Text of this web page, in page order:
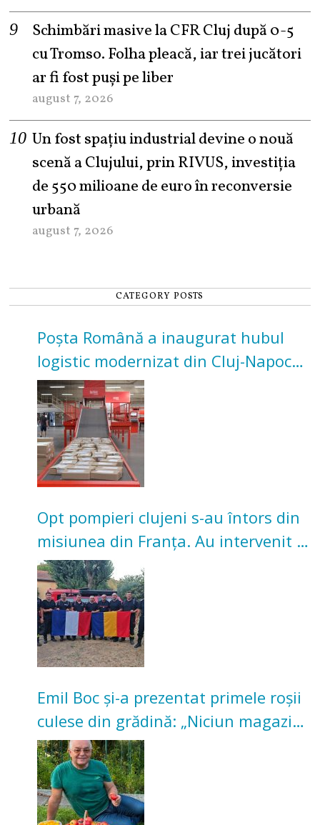
Schimbări masive la CFR Cluj după 0-5
cu Tromso. Folha pleacă, iar trei jucători
ar fi fost puși pe liber
august 7, 2026
Un fost spațiu industrial devine o nouă
scenă a Clujului, prin RIVUS, investiția
de 550 milioane de euro în reconversie
urbană
august 7, 2026
CATEGORY POSTS
Poșta Română a inaugurat hubul
logistic modernizat din Cluj-Napoca.
Investiție de 3 milioane de euro
Opt pompieri clujeni s-au întors din
misiunea din Franța. Au intervenit la
incendii de vegetație și pădure
Emil Boc și-a prezentat primele roșii
culese din grădină: „Niciun magazin
nu poate oferi această satisfacție”